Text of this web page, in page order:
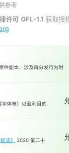
参考
许可 OFL-1.1 获取授
件副本，涉及再分发行为时
体等）以盈利目的
法》
2020 第二十